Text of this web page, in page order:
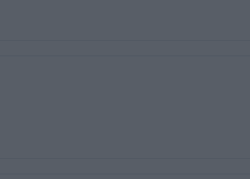
übergeht.